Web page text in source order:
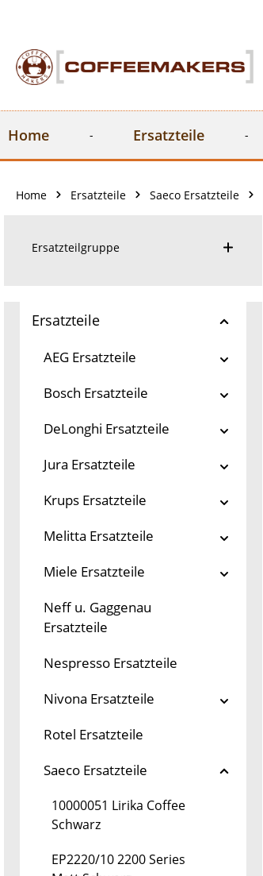
Home Ersatzteile
Home Ersatzteile Saeco Ersatzteile
Ersatzteilgruppe
Ersatzteile
AEG Ersatzteile
Bosch Ersatzteile
DeLonghi Ersatzteile
Jura Ersatzteile
Krups Ersatzteile
Melitta Ersatzteile
Miele Ersatzteile
Neff u. Gaggenau
Ersatzteile
Nespresso Ersatzteile
Nivona Ersatzteile
Rotel Ersatzteile
Saeco Ersatzteile
10000051 Lirika Coffee
Schwarz
EP2220/10 2200 Series